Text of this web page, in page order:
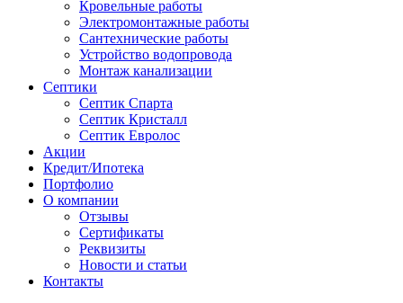
Кровельные работы
Электромонтажные работы
Сантехнические работы
Устройство водопровода
Монтаж канализации
Септики
Септик Спарта
Септик Кристалл
Септик Евролос
Акции
Кредит/Ипотека
Портфолио
О компании
Отзывы
Сертификаты
Реквизиты
Новости и статьи
Контакты